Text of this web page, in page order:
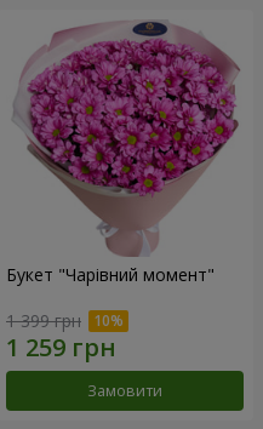
Букет "Чарівний момент"
1 399 грн
Замовити